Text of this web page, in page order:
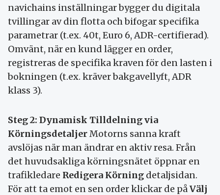
navichains inställningar bygger du digitala
tvillingar av din flotta och bifogar specifika
parametrar (t.ex. 40t, Euro 6, ADR-certifierad).
Omvänt, när en kund lägger en order,
registreras de specifika kraven för den lasten i
bokningen (t.ex. kräver bakgavellyft, ADR
klass 3).
Steg 2: Dynamisk Tilldelning via
Körningsdetaljer Motorns sanna kraft
avslöjas när man ändrar en aktiv resa. Från
det huvudsakliga körningsnätet öppnar en
trafikledare Redigera Körning detaljsidan.
För att ta emot en sen order klickar de på Välj